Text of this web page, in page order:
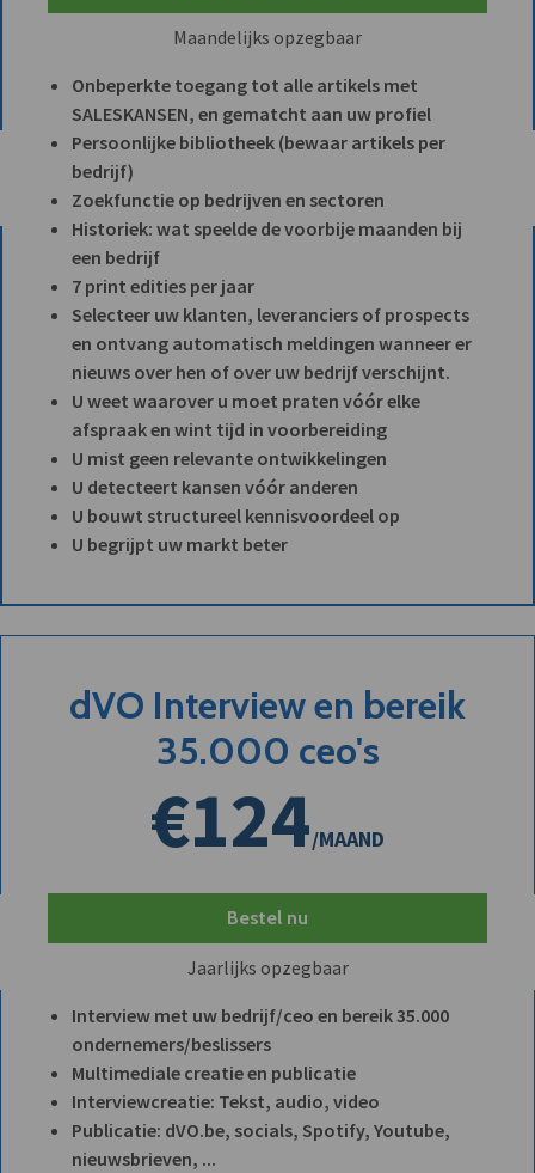
Maandelijks opzegbaar
Onbeperkte toegang tot alle artikels met
SALESKANSEN, en gematcht aan uw profiel
Persoonlijke bibliotheek (bewaar artikels per
bedrijf)
Zoekfunctie op bedrijven en sectoren
Historiek: wat speelde de voorbije maanden bij
een bedrijf
7 print edities per jaar
Selecteer uw klanten, leveranciers of prospects
en ontvang automatisch meldingen wanneer er
nieuws over hen of over uw bedrijf verschijnt.
U weet waarover u moet praten vóór elke
afspraak en wint tijd in voorbereiding
U mist geen relevante ontwikkelingen
U detecteert kansen vóór anderen
U bouwt structureel kennisvoordeel op
U begrijpt uw markt beter
dVO Interview en bereik
35.000 ceo's
€124/MAAND
Bestel nu
Jaarlijks opzegbaar
Interview met uw bedrijf/ceo en bereik 35.000
ondernemers/beslissers
Multimediale creatie en publicatie
Interviewcreatie: Tekst, audio, video
Publicatie: dVO.be, socials, Spotify, Youtube,
nieuwsbrieven, ...